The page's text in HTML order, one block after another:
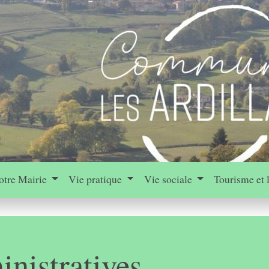
Mairie Vie pratique Vie sociale Tourisme et